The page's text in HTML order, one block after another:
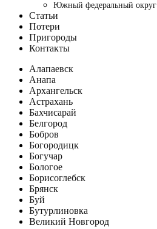
Южный федеральный округ
Статьи
Потери
Пригороды
Контакты
Алапаевск
Анапа
Архангельск
Астрахань
Бахчисарай
Белгород
Бобров
Богородицк
Богучар
Бологое
Борисоглебск
Брянск
Буй
Бутурлиновка
Великий Новгород